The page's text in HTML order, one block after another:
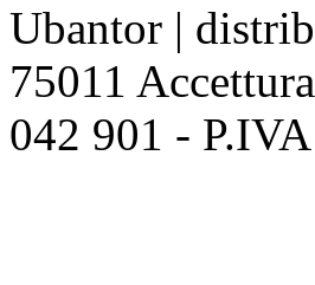
Ubantor |
75011
042 901 -